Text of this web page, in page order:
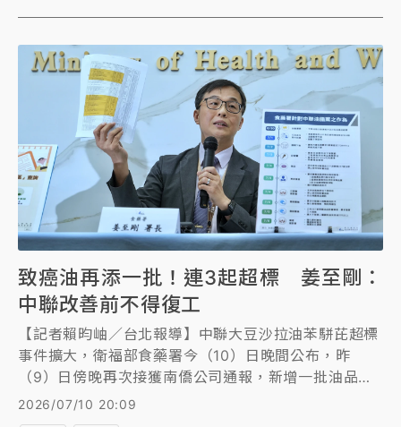
致癌油再添一批！連3起超標 姜至剛：
中聯改善前不得復工
【記者賴昀岫／台北報導】中聯大豆沙拉油苯駢芘超標
事件擴大，衛福部食藥署今（10）日晚間公布，昨
（9）日傍晚再次接獲南僑公司通報，新增一批油品苯
駢芘超標，數值為2.9μg/kg，署長姜至剛強調，接連3
2026/07/10 20:09